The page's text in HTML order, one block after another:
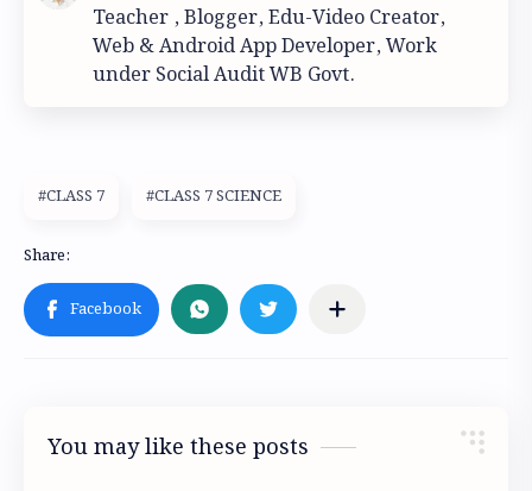
Teacher , Blogger, Edu-Video Creator,
Web & Android App Developer, Work
under Social Audit WB Govt.
#CLASS 7 #CLASS 7 SCIENCE
You may like these posts